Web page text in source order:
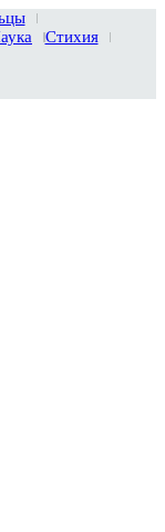
Стихия